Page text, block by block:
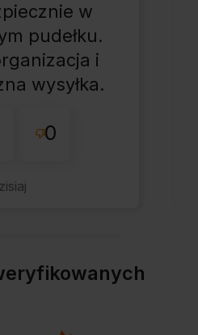
w
pudełku.
i
wysyłka.
pierwszy
perfekt.
0